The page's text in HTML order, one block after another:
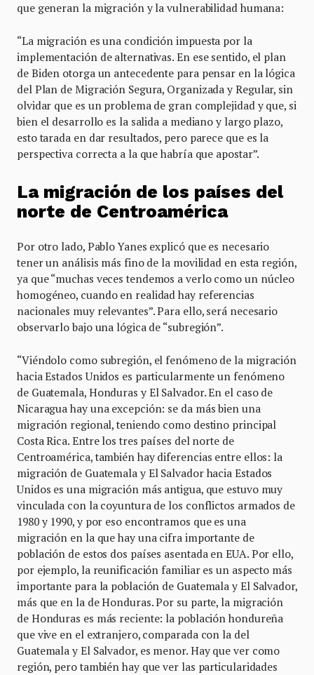
que generan la migración y la vulnerabilidad humana:
“La migración es una condición impuesta por la
implementación de alternativas. En ese sentido, el plan
de Biden otorga un antecedente para pensar en la lógica
del Plan de Migración Segura, Organizada y Regular, sin
olvidar que es un problema de gran complejidad y que, si
bien el desarrollo es la salida a mediano y largo plazo,
esto tarada en dar resultados, pero parece que es la
perspectiva correcta a la que habría que apostar”.
La migración de los países del
norte de Centroamérica
Por otro lado, Pablo Yanes explicó que es necesario
tener un análisis más fino de la movilidad en esta región,
ya que “muchas veces tendemos a verlo como un núcleo
homogéneo, cuando en realidad hay referencias
nacionales muy relevantes”. Para ello, será necesario
observarlo bajo una lógica de “subregión”.
“Viéndolo como subregión, el fenómeno de la migración
hacia Estados Unidos es particularmente un fenómeno
de Guatemala, Honduras y El Salvador. En el caso de
Nicaragua hay una excepción: se da más bien una
migración regional, teniendo como destino principal
Costa Rica. Entre los tres países del norte de
Centroamérica, también hay diferencias entre ellos: la
migración de Guatemala y El Salvador hacia Estados
Unidos es una migración más antigua, que estuvo muy
vinculada con la coyuntura de los conflictos armados de
1980 y 1990, y por eso encontramos que es una
migración en la que hay una cifra importante de
población de estos dos países asentada en EUA. Por ello,
por ejemplo, la reunificación familiar es un aspecto más
importante para la población de Guatemala y El Salvador,
más que en la de Honduras. Por su parte, la migración
de Honduras es más reciente: la población hondureña
que vive en el extranjero, comparada con la del
Guatemala y El Salvador, es menor. Hay que ver como
región, pero también hay que ver las particularidades